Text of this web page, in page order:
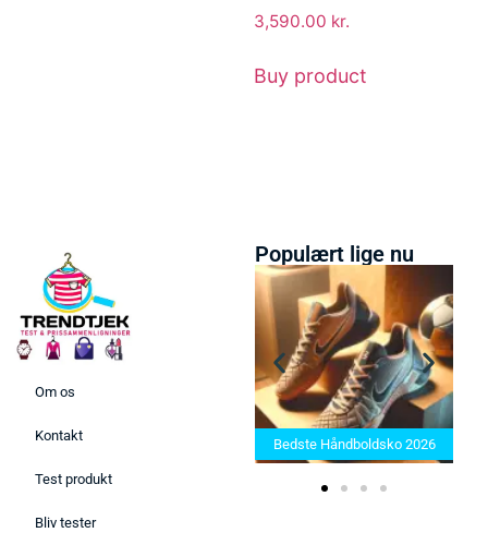
3,590.00 kr.
Buy product
Om os
Kontakt
Test produkt
Bliv tester
Populært lige nu
Bedste Saunatæppe 2025 –
Find de bedste produkter her!
Bedste Håndboldsko 2026